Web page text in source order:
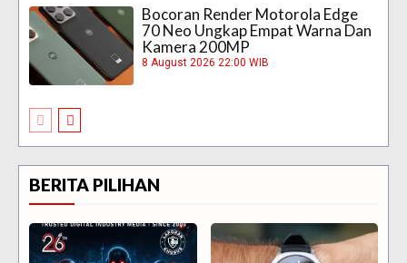
Bocoran Render Motorola Edge
70 Neo Ungkap Empat Warna Dan
Kamera 200MP
8 August 2026 22:00 WIB
BERITA PILIHAN